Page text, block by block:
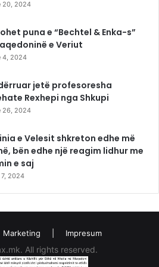
20, 2024
puna e “Bechtel & Enka-s”
e Veriut
4, 2024
jetë profesoresha
Rexhepi nga Shkupi
26, 2024
e Velesit shkreton edhe më
bën edhe një reagim lidhur me
e saj
7, 2024
Marketing Impresum
All rights reserved.